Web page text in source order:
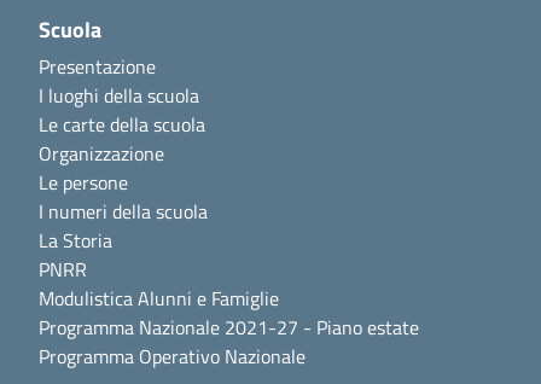
Scuola
Presentazione
I luoghi della scuola
Le carte della scuola
Organizzazione
Le persone
I numeri della scuola
La Storia
PNRR
Modulistica Alunni e Famiglie
Programma Nazionale 2021-27 - Piano estate
Programma Operativo Nazionale